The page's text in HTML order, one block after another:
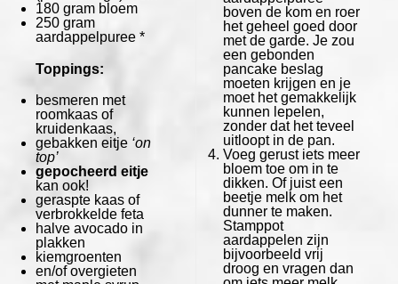
180 gram bloem
250 gram
aardappelpuree *
Toppings:
besmeren met
roomkaas of
kruidenkaas,
gebakken eitje ‘on
top’
gepocheerd eitje
kan ook!
geraspte kaas of
verbrokkelde feta
halve avocado in
plakken
kiemgroenten
en/of overgieten
boven de kom en roer
het geheel goed door
met de garde. Je zou
een gebonden
pancake beslag
moeten krijgen en je
moet het gemakkelijk
kunnen lepelen,
zonder dat het teveel
uitloopt in de pan.
Voeg gerust iets meer
bloem toe om in te
dikken. Of juist een
beetje melk om het
dunner te maken.
Stamppot
aardappelen zijn
bijvoorbeeld vrij
droog en vragen dan